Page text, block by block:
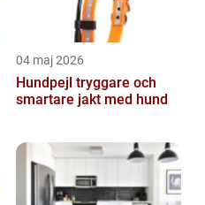
04 maj 2026
Hundpejl tryggare och
smartare jakt med hund